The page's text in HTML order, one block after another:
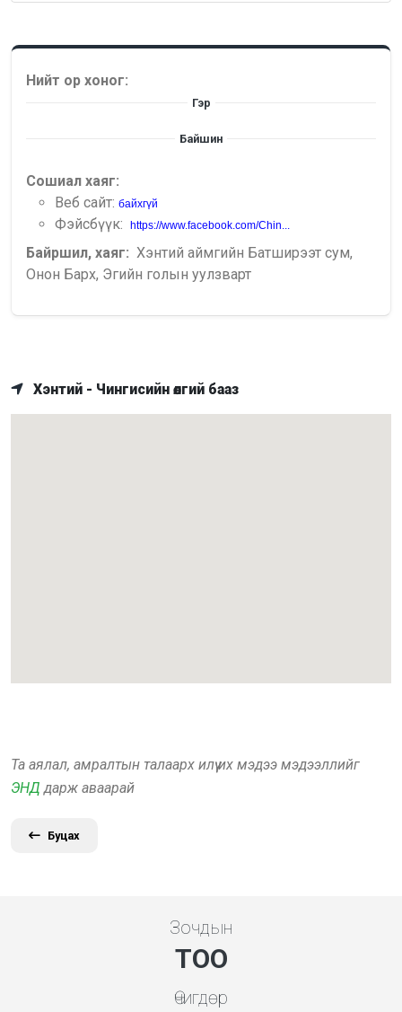
Нийт ор хоног:
Гэр
Байшин
Сошиал хаяг:
Веб сайт: байхгүй
Фэйсбүүк: https://www.facebook.com/Chin...
Байршил, хаяг: Хэнтий аймгийн Батширээт сум,
Онон Барх, Эгийн голын уулзварт
Хэнтий - Чингисийн өлгий бааз
Та аялал, амралтын талаарх илүү их мэдээ мэдээллийг
ЭНД дарж аваарай
Буцах
Зочдын
ТОО
Өчигдөр